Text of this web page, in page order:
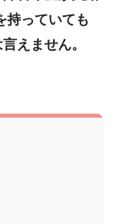
持っていても
えません。